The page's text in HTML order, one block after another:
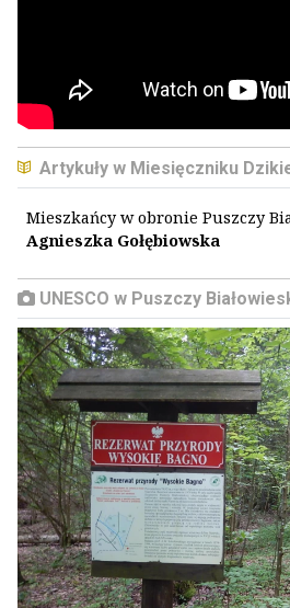
Artykuły w Miesięczniku
Mieszkańcy w obronie Puszczy
Agnieszka Gołębiowska
UNESCO w Puszczy